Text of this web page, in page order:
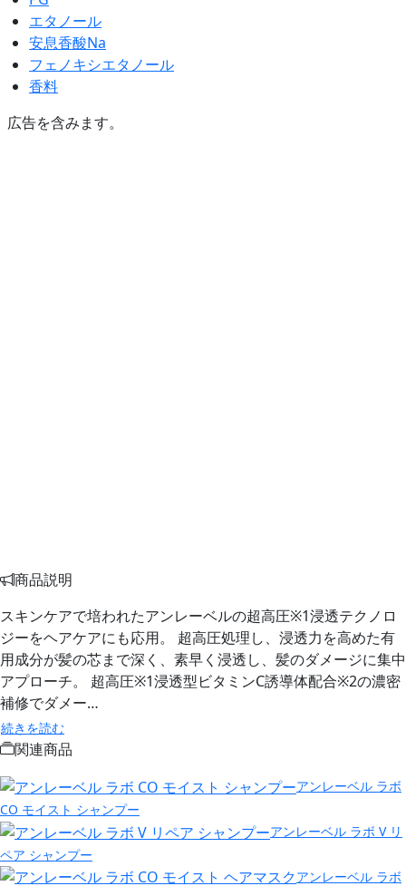
エタノール
安息香酸Na
フェノキシエタノール
香料
広告を含みます。
商品説明
スキンケアで培われたアンレーベルの超高圧※1浸透テクノロ
ジーをヘアケアにも応用。 超高圧処理し、浸透力を高めた有
用成分が髪の芯まで深く、素早く浸透し、髪のダメージに集中
アプローチ。 超高圧※1浸透型ビタミンC誘導体配合※2の濃密
補修でダメー…
続きを読む
関連商品
アンレーベル ラボ
CO モイスト シャンプー
アンレーベル ラボ V リ
ペア シャンプー
アンレーベル ラボ